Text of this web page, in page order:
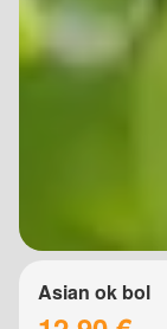
Asian ok bol